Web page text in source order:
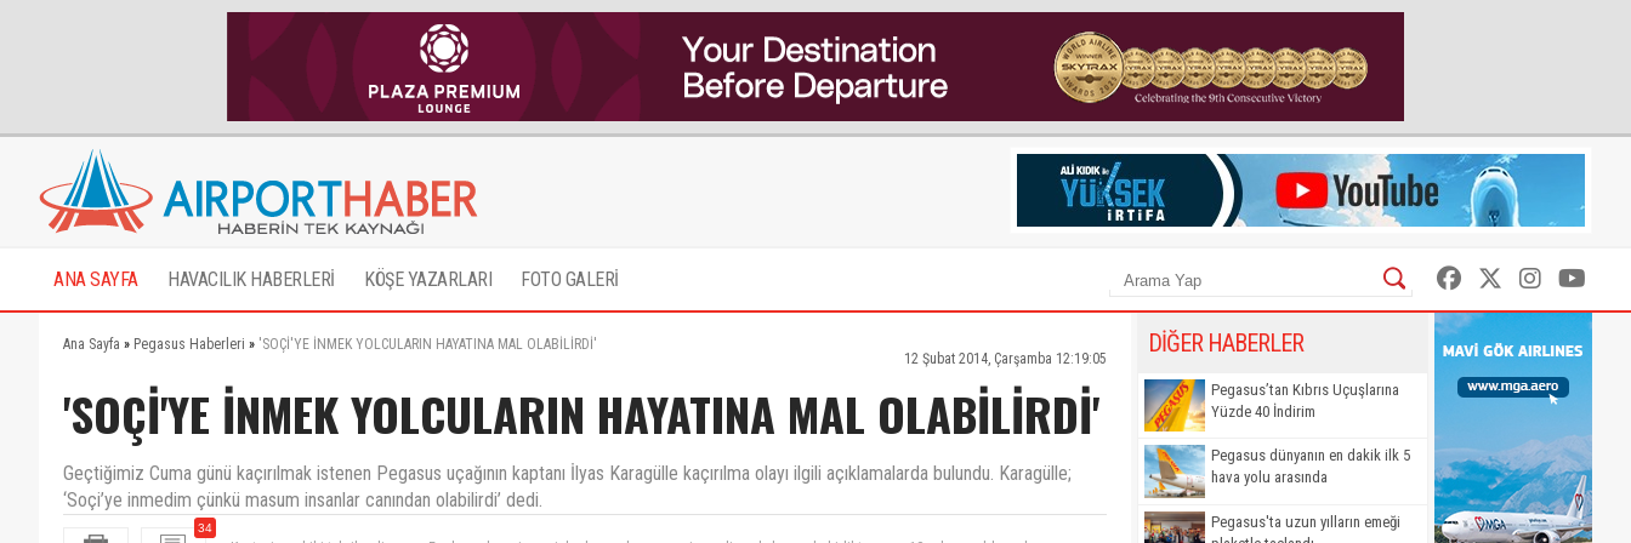
ANA SAYFA HAVACILIK HABERLERİ KÖŞE YAZARLARI FOTO GALERİ
Ana Sayfa » Pegasus Haberleri » 'SOÇİ'YE İNMEK YOLCULARIN HAYATINA MAL OLABİLİRDİ'
12 Şubat 2014, Çarşamba 12:19:05
'SOÇİ'YE İNMEK YOLCULARIN HAYATINA MAL OLABİLİRDİ'
Geçtiğimiz Cuma günü kaçırılmak istenen Pegasus uçağının kaptanı İlyas Karagülle kaçırılma olayı ilgili açıklamalarda bulundu. Karagülle;
‘Soçi’ye inmedim çünkü masum insanlar canından olabilirdi’ dedi.
34
DİĞER HABERLER
Pegasus’tan Kıbrıs Uçuşlarına
Yüzde 40 İndirim
Pegasus dünyanın en dakik ilk 5
hava yolu arasında
Pegasus'ta uzun yılların emeği